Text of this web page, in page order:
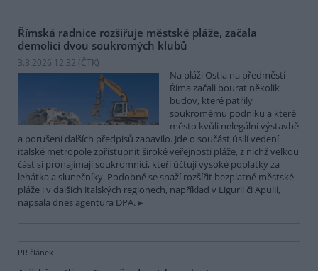
Římská radnice rozšiřuje městské pláže, začala
demolicí dvou soukromých klubů
3.8.2026 12:32 (ČTK)
Na pláži Ostia na předměstí
Říma začali bourat několik
budov, které patřily
soukromému podniku a které
město kvůli nelegální výstavbě
a porušení dalších předpisů zabavilo. Jde o součást úsilí vedení
italské metropole zpřístupnit široké veřejnosti pláže, z nichž velkou
část si pronajímají soukromníci, kteří účtují vysoké poplatky za
lehátka a slunečníky. Podobně se snaží rozšířit bezplatné městské
pláže i v dalších italských regionech, například v Ligurii či Apulii,
napsala dnes agentura DPA.
PR článek